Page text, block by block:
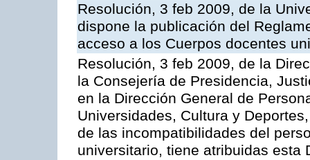
Resolución, 3 feb 2009, de la
dispone la publicación del
acceso a los Cuerpos docentes
Resolución, 3 feb 2009, de la
la Consejería de Presidencia,
en la Dirección General de
Universidades, Cultura y
de las incompatibilidades del
universitario, tiene atribuidas esta